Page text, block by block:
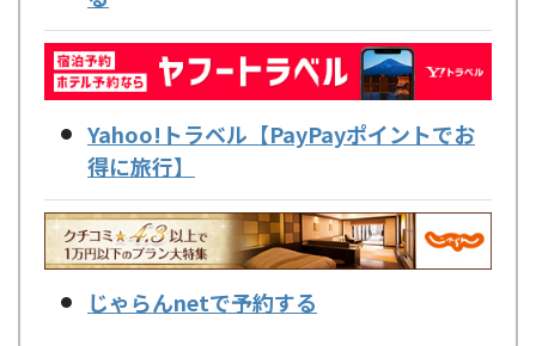
Yahoo!トラベル【PayPayポイントでお
得に旅行】
じゃらんnetで予約する